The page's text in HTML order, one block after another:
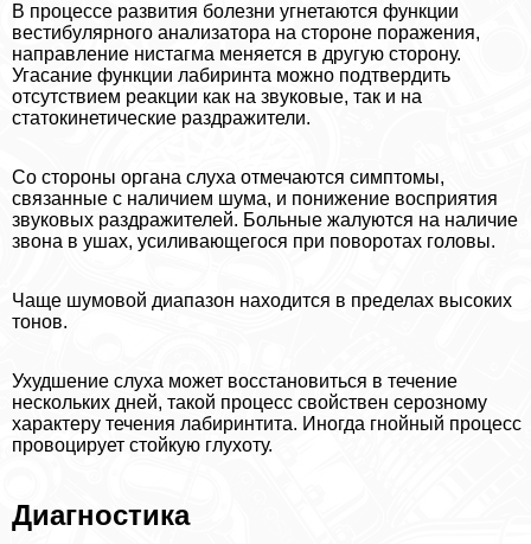
В процессе развития болезни угнетаются функции
вестибулярного анализатора на стороне поражения,
направление нистагма меняется в другую сторону.
Угасание функции лабиринта можно подтвердить
отсутствием реакции как на звуковые, так и на
статокинетические раздражители.
Со стороны органа слуха отмечаются симптомы,
связанные с наличием шума, и понижение восприятия
звуковых раздражителей. Больные жалуются на наличие
звона в ушах, усиливающегося при поворотах головы.
Чаще шумовой диапазон находится в пределах высоких
тонов.
Ухудшение слуха может восстановиться в течение
нескольких дней, такой процесс свойствен серозному
хаpaктеру течения лабиринтита. Иногда гнойный процесс
провоцирует стойкую глухоту.
Диагностика